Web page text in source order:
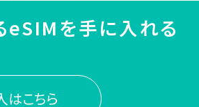
eSIMを手に入れる
はこちら